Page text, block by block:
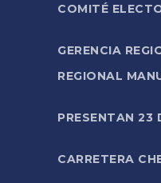
COMITÉ
GERENCIA
REGIONAL
PRESENTAN 23
CARRETERA